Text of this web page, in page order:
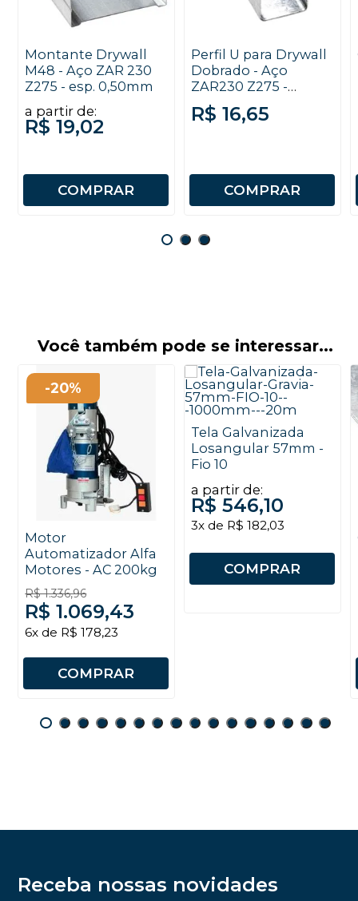
Montante Drywall
M48 - Aço ZAR 230
Z275 - esp. 0,50mm
a partir de:
R$ 19,02
COMPRAR
Perfil U para Drywall
Dobrado - Aço
ZAR230 Z275 -
20x30x0,50x3000mm
R$ 16,65
COMPRAR
Você também pode se interessar...
Motor
Automatizador Alfa
Motores - AC 200kg
R$ 1.336,96
R$ 1.069,43
6x de R$ 178,23
COMPRAR
-20%
Tela Galvanizada
Losangular 57mm -
Fio 10
a partir de:
R$ 546,10
3x de R$ 182,03
COMPRAR
Receba nossas novidades